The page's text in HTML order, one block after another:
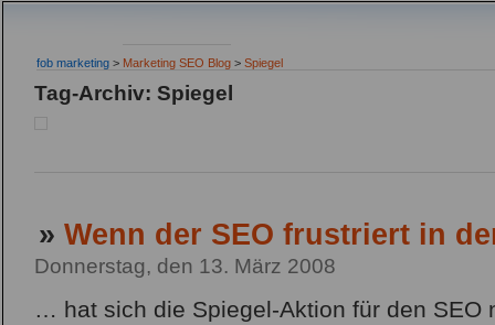
fob marketing > Marketing SEO Blog > Spiegel
Tag-Archiv: Spiegel
» Wenn der SEO frustriert in
Donnerstag, den 13. März 2008
… hat sich die Spiegel-Aktion für den SEO